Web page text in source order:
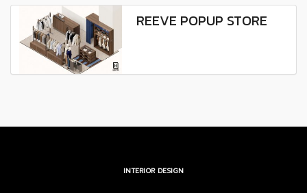
REEVE POPUP STORE
INTERIOR DESIGN